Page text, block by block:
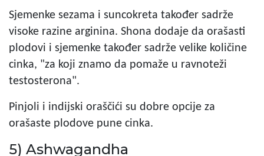
Sjemenke sezama i suncokreta također sadrže
visoke razine arginina. Shona dodaje da orašasti
plodovi i sjemenke također sadrže velike količine
cinka, "za koji znamo da pomaže u ravnoteži
testosterona".
Pinjoli i indijski oraščići su dobre opcije za
orašaste plodove pune cinka.
5) Ashwagandha